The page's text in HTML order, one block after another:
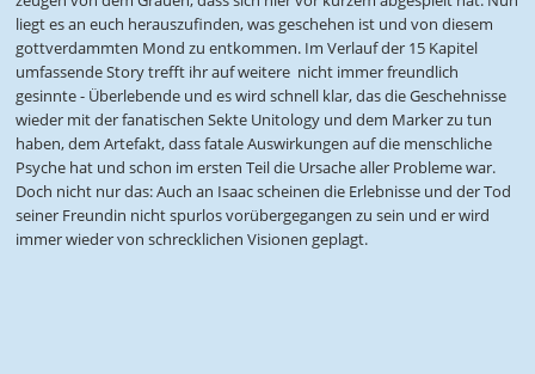
liegt es an euch herauszufinden, was geschehen ist und von diesem
gottverdammten Mond zu entkommen. Im Verlauf der 15 Kapitel
umfassende Story trefft ihr auf weitere  nicht immer freundlich
gesinnte - Überlebende und es wird schnell klar, das die Geschehnisse
wieder mit der fanatischen Sekte Unitology und dem Marker zu tun
haben, dem Artefakt, dass fatale Auswirkungen auf die menschliche
Psyche hat und schon im ersten Teil die Ursache aller Probleme war.
Doch nicht nur das: Auch an Isaac scheinen die Erlebnisse und der Tod
seiner Freundin nicht spurlos vorübergegangen zu sein und er wird
immer wieder von schrecklichen Visionen geplagt.